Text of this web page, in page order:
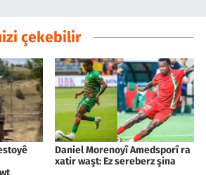
çekebilir
Daniel Morenoyî Amedsporî ra
xatir waşt: Ez sereberz şina